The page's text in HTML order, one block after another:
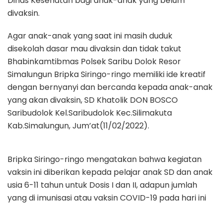
divaksin.
Agar anak-anak yang saat ini masih duduk
disekolah dasar mau divaksin dan tidak takut
Bhabinkamtibmas Polsek Saribu Dolok Resor
Simalungun Bripka Siringo-ringo memiliki ide kreatif
dengan bernyanyi dan bercanda kepada anak-anak
yang akan divaksin, SD Khatolik DON BOSCO
Saribudolok Kel.Saribudolok Kec.Silimakuta
Kab.Simalungun, Jum’at(11/02/2022).
Bripka Siringo-ringo mengatakan bahwa kegiatan
vaksin ini diberikan kepada pelajar anak SD dan anak
usia 6-11 tahun untuk Dosis I dan II, adapun jumlah
yang di imunisasi atau vaksin COVID-19 pada hari ini